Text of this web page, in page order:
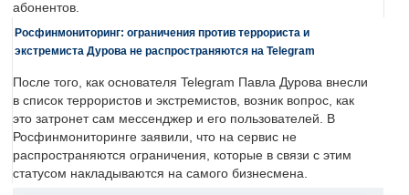
абонентов.
Росфинмониторинг: ограничения против террориста и
экстремиста Дурова не распространяются на Telegram
После того, как основателя Telegram Павла Дурова внесли
в список террористов и экстремистов, возник вопрос, как
это затронет сам мессенджер и его пользователей. В
Росфинмониторинге заявили, что на сервис не
распространяются ограничения, которые в связи с этим
статусом накладываются на самого бизнесмена.